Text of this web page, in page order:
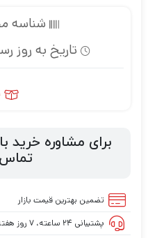
شناسه
تاریخ به روز
برای مشاوره خرید
تضمین بهترین قیمت بازار
پشتیبانی ۲۴ ساعته، ۷ روز هفته